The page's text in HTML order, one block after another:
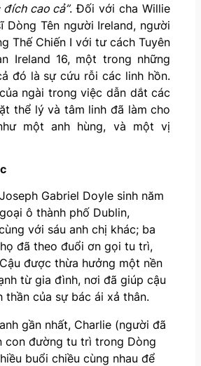
cao cả”. Đối với cha Willie
Dòng Tên người Ireland, người
Thế Chiến I với tư cách Tuyên
Ireland 16, một trong những
đó là sự cứu rỗi các linh hồn.
ngài trong việc dẫn dắt các
thể lý và tâm linh đã làm cho
một anh hùng, và một vị
Gabriel Doyle sinh năm
ô thành phố Dublin,
với sáu anh chị khác; ba
đã theo đuổi ơn gọi tu trì,
được thừa hưởng một nền
từ gia đình, nơi đã giúp cậu
thần của sự bác ái xả thân.
gần nhất, Charlie (người đã
con đường tu trì trong Dòng
buổi chiều cùng nhau để